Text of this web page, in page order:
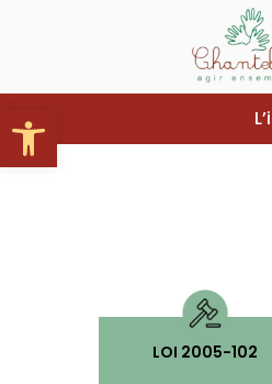
Ouvrir la barre d’outils
LOI 2005-102